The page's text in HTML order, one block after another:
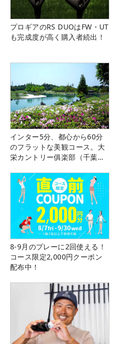
プロギアのRS DUOはFW・UT
も完成度が高く購入者続出！
インター5分、都心から60分
のフラットな美観コース。大
栄カントリー俱楽部（千葉
8-9月のプレーに2回使える！
コース限定2,000円クーポン
配布中！